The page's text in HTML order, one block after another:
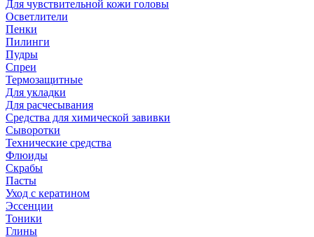
Для чувствительной кожи головы
Осветлители
Пенки
Пилинги
Пудры
Спреи
Термозащитные
Для укладки
Для расчесывания
Средства для химической завивки
Сыворотки
Технические средства
Флюиды
Скрабы
Пасты
Уход с кератином
Эссенции
Тоники
Глины